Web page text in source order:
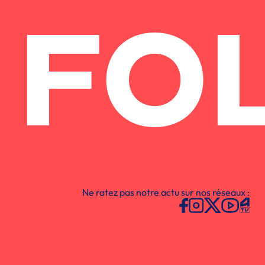
Ne ratez pas notre actu sur nos réseaux :